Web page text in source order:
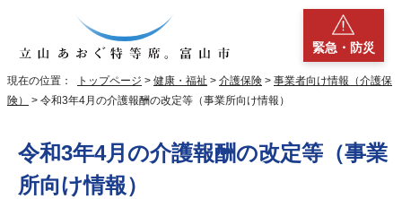
緊急・防災
現在の位置： トップページ > 健康・福祉 > 介護保険 > 事業者向け情報（介護保
険）
> 令和3年4月の介護報酬の改定等（事業所向け情報）
令和3年4月の介護報酬の改定等（事業
所向け情報）